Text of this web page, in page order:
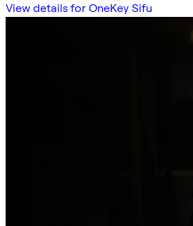
View details for OneKey Sifu